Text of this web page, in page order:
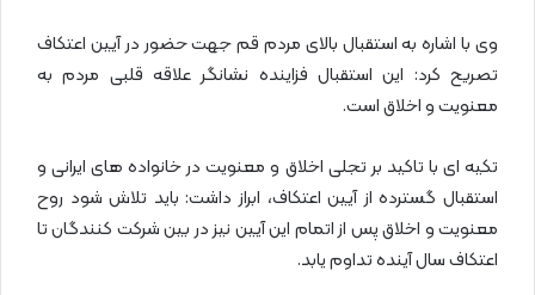
وی با اشاره به استقبال بالای مردم قم جهت حضور در آیین اعتکاف
تصریح کرد: این استقبال فزاینده نشانگر علاقه قلبی مردم به
معنویت و اخلاق است.
تکیه ای با تاکید بر تجلی اخلاق و معنویت در خانواده های ایرانی و
استقبال گسترده از آیین اعتکاف، ابراز داشت: باید تلاش شود روح
معنویت و اخلاق پس از اتمام این آیین نیز در بین شرکت کنندگان تا
اعتکاف سال آینده تداوم یابد.